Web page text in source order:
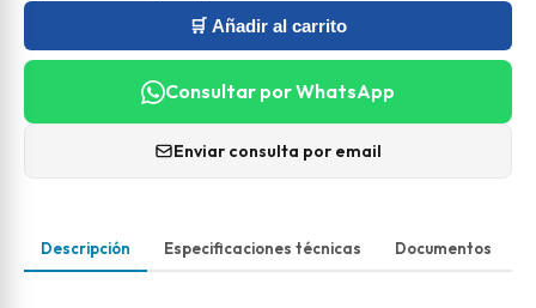
🛒 Añadir al carrito
Consultar por WhatsApp
Enviar consulta por email
Descripción Especificaciones técnicas Documentos